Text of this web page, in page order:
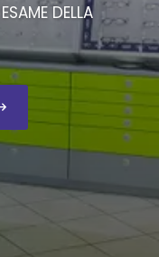
DELLA